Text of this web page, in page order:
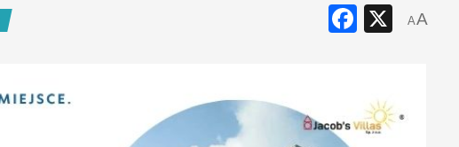
Facebook
X
AA